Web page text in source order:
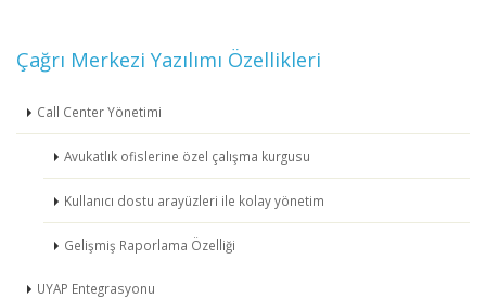
Çağrı Merkezi Yazılımı Özellikleri
Call Center Yönetimi
Avukatlık ofislerine özel çalışma kurgusu
Kullanıcı dostu arayüzleri ile kolay yönetim
Gelişmiş Raporlama Özelliği
UYAP Entegrasyonu